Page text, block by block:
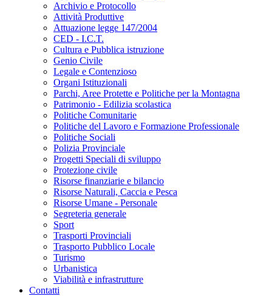
Archivio e Protocollo
Attività Produttive
Attuazione legge 147/2004
CED - I.C.T.
Cultura e Pubblica istruzione
Genio Civile
Legale e Contenzioso
Organi Istituzionali
Parchi, Aree Protette e Politiche per la Montagna
Patrimonio - Edilizia scolastica
Politiche Comunitarie
Politiche del Lavoro e Formazione Professionale
Politiche Sociali
Polizia Provinciale
Progetti Speciali di sviluppo
Protezione civile
Risorse finanziarie e bilancio
Risorse Naturali, Caccia e Pesca
Risorse Umane - Personale
Segreteria generale
Sport
Trasporti Provinciali
Trasporto Pubblico Locale
Turismo
Urbanistica
Viabilità e infrastrutture
Contatti